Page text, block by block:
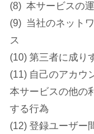
(8) 本サービスの
(9) 当社のネット
ス
(10) 第三者に成り
(11) 自己のアカウ
本サービスの他の
する行為
(12) 登録ユーザー